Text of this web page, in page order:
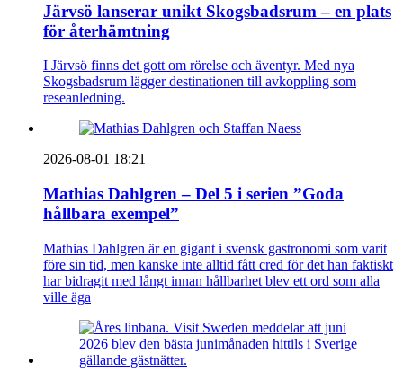
Järvsö lanserar unikt Skogsbadsrum – en plats
för återhämtning
I Järvsö finns det gott om rörelse och äventyr. Med nya
Skogsbadsrum lägger destinationen till avkoppling som
reseanledning.
2026-08-01 18:21
Mathias Dahlgren – Del 5 i serien ”Goda
hållbara exempel”
Mathias Dahlgren är en gigant i svensk gastronomi som varit
före sin tid, men kanske inte alltid fått cred för det han faktiskt
har bidragit med långt innan hållbarhet blev ett ord som alla
ville äga